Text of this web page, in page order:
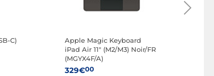
C)
Apple Magic Keyboard
iPad Air 11" (M2/M3) Noir/FR
(MGYX4F/A)
329€00